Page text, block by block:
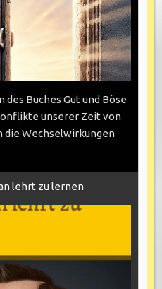
Buches Gut und Böse
unserer Zeit von
die Wechselwirkungen
lehrt zu lernen